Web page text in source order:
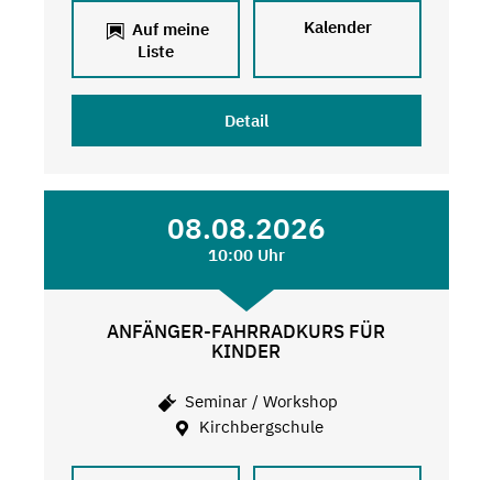
Auf meine
Liste
Kalender
Detail
08.08.2026
10:00 Uhr
ANFÄNGER-FAHRRADKURS FÜR
KINDER
Seminar / Workshop
Kirchbergschule